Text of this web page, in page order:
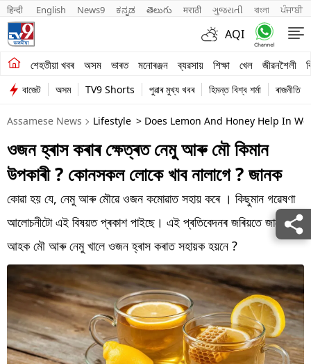
हिन्दी English News9 ಕನ್ನಡ తెలుగు मराठी ગુજરાતી বাংলা ਪੰਜਾਬੀ
AQI
শেহতীয়া খবৰ অসম ভাৰত মনোৰঞ্জন ব্যৱসায় শিক্ষা খেল জীৱনশৈলী
শেহতীয়া খবৰ
অসম
ভাৰত
মনোৰঞ্জন
শিক্ষা
খেল
জীৱনশৈলী
বিশ্ব
প্ৰযুক্তি
বাজেট অসম TV9 Shorts পুৱাৰ মুখ্য খবৰ হিমন্ত বিশ্ব শৰ্মা ৰাজনীতি
Assamese News Lifestyle > Does Lemon And Honey Help In
ওজন হ্ৰাস কৰাৰ ক্ষেত্ৰত নেমু আৰু মৌ কিমান
উপকাৰী ? কোনসকল লোকে খাব নালাগে ? জানক
কোৱা হয় যে, নেমু আৰু মৌৱে ওজন কমোৱাত সহায় কৰে । কিছুমান গৱেষণা
আলোচনীটো এই বিষয়ত প্ৰকাশ পাইছে। এই প্ৰতিবেদনৰ জৰিয়তে জানোঁ
আহক মৌ আৰু নেমু খালে ওজন হ্ৰাস কৰাত সহায়ক হয়নে ?